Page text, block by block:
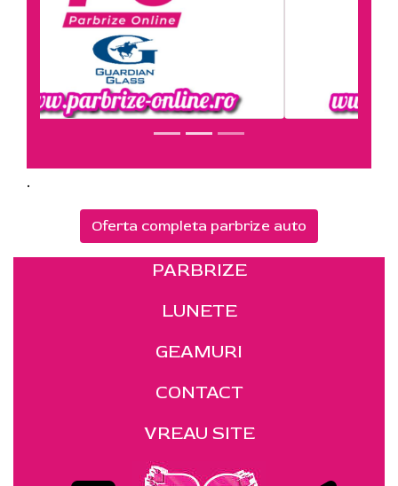
.
Oferta completa parbrize auto
PARBRIZE
LUNETE
GEAMURI
CONTACT
VREAU SITE